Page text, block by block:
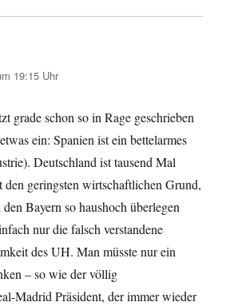
19:15 Uhr
grade schon so in Rage geschrieben
ein: Spanien ist ein bettelarmes
Deutschland ist tausend Mal
den geringsten wirtschaftlichen Grund,
Bayern so haushoch überlegen
nur die falsch verstandene
des UH. Man müsste nur ein
– so wie der völlig
Madrid Präsident, der immer wieder